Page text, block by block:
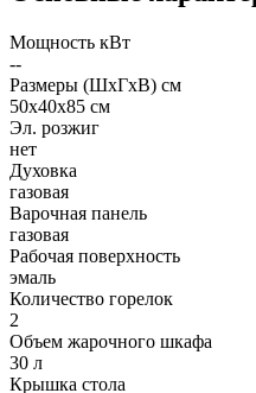
Мощность кВт
--
Размеры (ШхГхВ) см
50х40х85 см
Эл. розжиг
нет
Духовка
газовая
Варочная панель
газовая
Рабочая поверхность
эмаль
Количество горелок
2
Объем жарочного шкафа
30 л
Крышка стола